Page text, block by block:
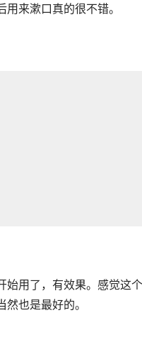
来漱口真的很不错。
用了，有效果。感觉这
也是最好的。